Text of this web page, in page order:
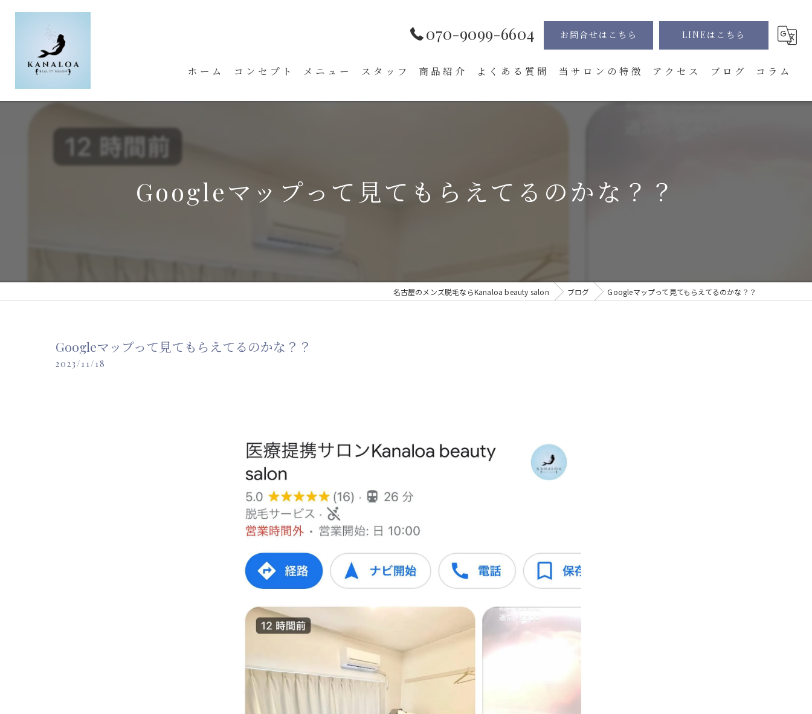
070-9099-6604 お問合せはこちら LINEはこちら
ホーム コンセプト メニュー スタッフ 商品紹介 よくある質問 当サロンの特徴
顔
アクセス ブログ コラム
Googleマップって見てもらえてるのかな？？
名古屋のメンズ脱毛ならKanaloa beauty salon ブログ Googleマップって見てもらえてるのかな？？
Googleマップって見てもらえてるのかな？？
2023/11/18